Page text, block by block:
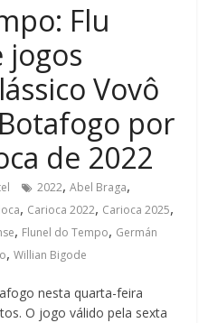
Flu
jogos
Vovô
por
de 2022
2022,Abel Braga,
, Carioca 2022, Carioca 2025,
, Flunel do Tempo, Germán
,Willian Bigode
nesta quarta-feira
O jogo válido pela sexta